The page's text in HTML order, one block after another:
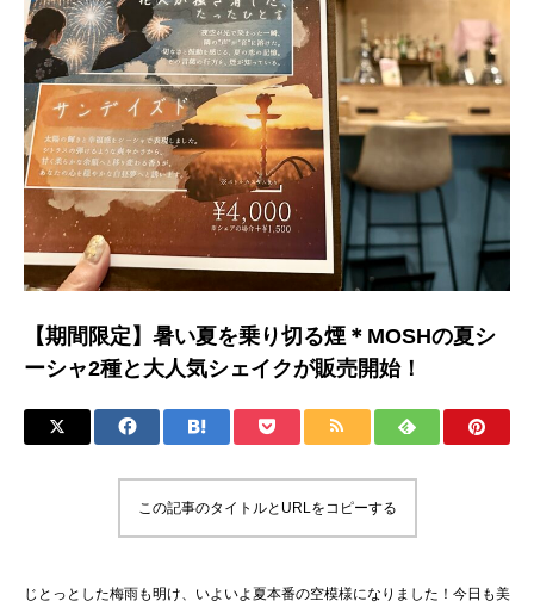
【期間限定】暑い夏を乗り切る煙＊MOSHの夏シ
ーシャ2種と大人気シェイクが販売開始！
この記事のタイトルとURLをコピーする
じとっとした梅雨も明け、いよいよ夏本番の空模様になりました！今日も美